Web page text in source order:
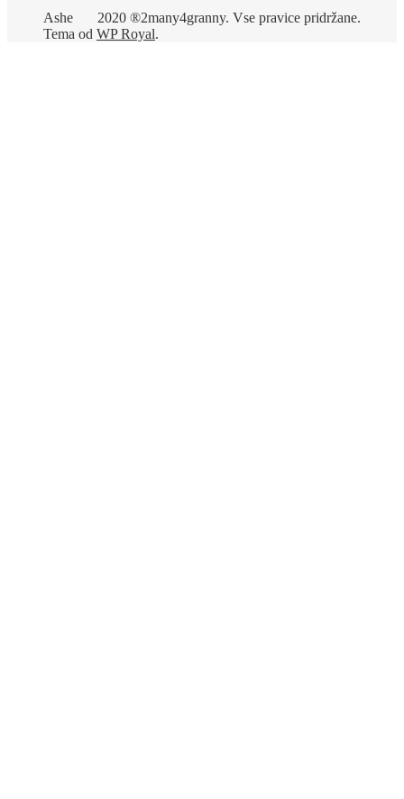
2020 ®2many4granny. Vse pravice pridržane.
Ashe
Tema od WP Royal.